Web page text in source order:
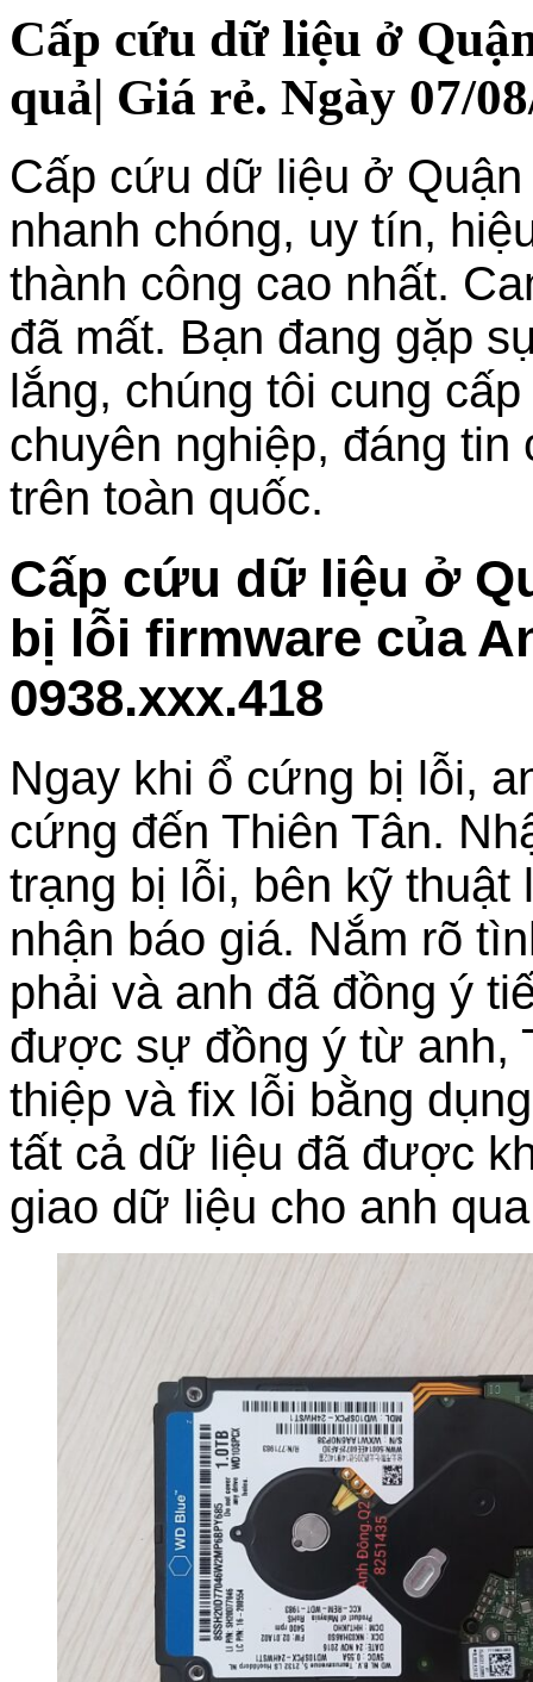
Cấp cứu dữ liệu ở
quả| Giá rẻ. Ngày 07/
Cấp cứu dữ liệu ở
nhanh chóng, uy tín,
thành công cao nhất.
đã mất. Bạn đang gặp
lắng, chúng tôi cung
chuyên nghiệp, đáng tin
trên toàn quốc.
Cấp cứu dữ liệu ở
bị lỗi firmware của
0938.xxx.418
Ngay khi ổ cứng bị lỗi,
cứng đến Thiên Tân.
trạng bị lỗi, bên kỹ thuật
nhận báo giá. Nắm rõ
phải và anh đã đồng ý
được sự đồng ý từ anh,
thiệp và fix lỗi bằng
tất cả dữ liệu đã được
giao dữ liệu cho anh